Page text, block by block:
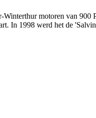
Winterthur motoren van
In 1998 werd het de